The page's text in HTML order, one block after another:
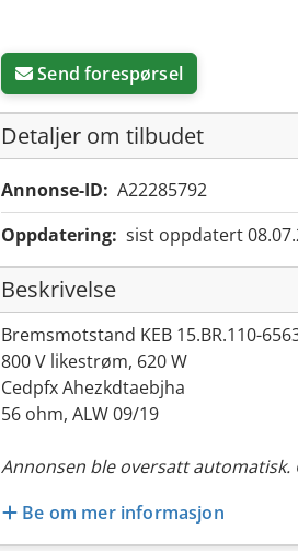
Send forespørsel
Detaljer om tilbudet
Annonse-ID: A22285792
Oppdatering: sist oppdatert
Beskrivelse
Bremsmotstand KEB 15.BR.110-
800 V likestrøm, 620 W
Cedpfx Ahezkdtaebjha
56 ohm, ALW 09/19
Annonsen ble oversatt
Be om mer informasjon